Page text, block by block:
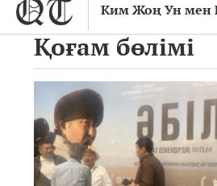
Ким Жоң Ун мен
Қоғам бөлімі